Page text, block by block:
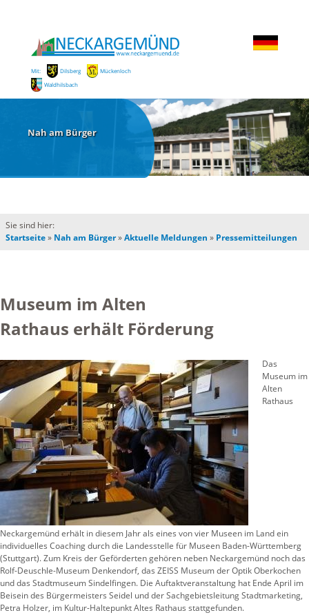
Mit: Dilsberg
Mückenloch
Waldhilsbach
Nah am Bürger
Sie sind hier:
Startseite» Nah am Bürger»Aktuelle Meldungen » Pressemitteilungen
Museum im Alten
Rathaus erhält Förderung
Das
Museum im
Alten
Rathaus
Neckargemünd erhält in diesem Jahr als eines von vier Museen im Land ein
individuelles Coaching durch die Landesstelle für Museen Baden-Württemberg
(Stuttgart). Zum Kreis der Geförderten gehören neben Neckargemünd noch das
Rolf-Deuschle-Museum Denkendorf, das ZEISS Museum der Optik Oberkochen
und das Stadtmuseum Sindelfingen. Die Auftaktveranstaltung hat Ende April im
Beisein des Bürgermeisters Seidel und der Sachgebietsleitung Stadtmarketing,
Petra Holzer, im Kultur-Haltepunkt Altes Rathaus stattgefunden.